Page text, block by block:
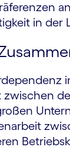
in der